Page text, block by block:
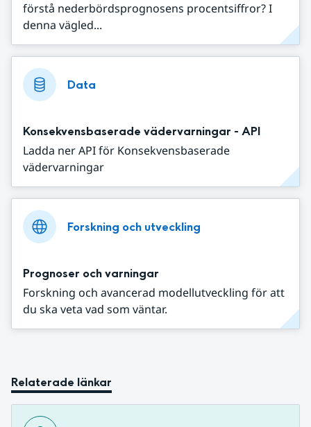
förstå nederbördsprognosens procentsiffror? I
denna vägled...
Data
Konsekvensbaserade vädervarningar - API
Ladda ner API för Konsekvensbaserade
vädervarningar
Forskning och utveckling
Prognoser och varningar
Forskning och avancerad modellutveckling för att
du ska veta vad som väntar.
Relaterade länkar